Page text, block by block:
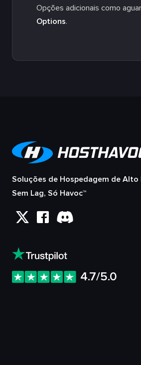
Opções adicionais como
Options.
Soluções de Hospedagem de Alto
Sem Lag, Só Havoc™
4.7/5.0